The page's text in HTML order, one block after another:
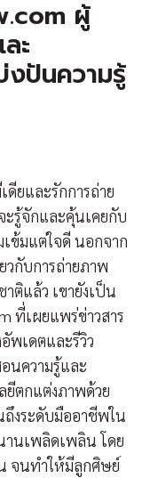
ะ
งปันความรู้
ยและรักการถ่าย
รู้จักและคุ้นเคยกับ
ข้มแต่ใจดี นอกจาก
กับการถ่ายภาพ
ติแล้ว เขายังเป็น
ที่เผยแพร่ข่าวสาร
พเดตและรีวิว
นความรู้และ
ยีตกแต่งภาพด้วย
งระดับมืออาชีพใน
านเพลิดเพลิน โดย
น จนทำให้มีลูกศิษย์